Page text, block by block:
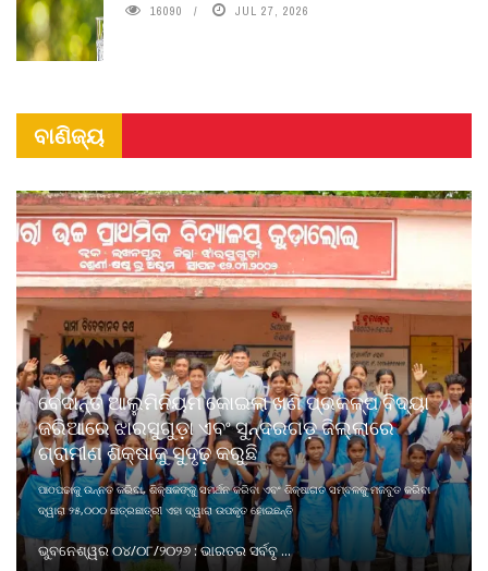
16090 JUL 27, 2026
ବାଣିଜ୍ୟ
ବେଦାନ୍ତ ଆଲୁମିନିୟମ କୋଇଲା ଖଣି ପ୍ରକଳ୍ପ ବିଦ୍ୟା
ଜରିଆରେ ଝାରସୁଗୁଡ଼ା ଏବଂ ସୁନ୍ଦରଗଡ଼ ଜିଲ୍ଲାରେ
ଗ୍ରାମୀଣ ଶିକ୍ଷାକୁ ସୁଦୃଢ଼ କରୁଛି
ପାଠପଢାକୁ ଉନ୍ନତ କରିବା, ଶିକ୍ଷକଙ୍କୁ ସମର୍ଥନ କରିବା ଏବଂ ଶିକ୍ଷାଗତ ସମ୍ବଳକୁ ମଜବୁତ କରିବା
ଦ୍ୱାରା ୨୫,୦୦୦ ଛାତ୍ରଛାତ୍ରୀ ଏହା ଦ୍ୱାରା ଉପକୃତ ହୋଇଛନ୍ତି
ଭୁବନେଶ୍ୱର ୦୪/୦୮/୨୦୨୬ : ଭାରତର ସର୍ବବୃ ...